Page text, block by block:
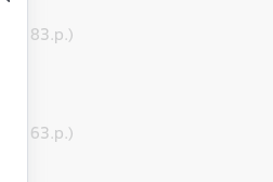
4; 83.p.)
5; 63.p.)